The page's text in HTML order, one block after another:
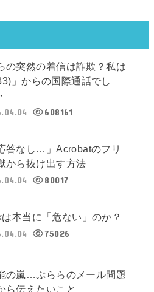
の突然の着信は詐欺？私は
」からの国際通話でし
608161
答なし…」Acrobatのフリ
から抜け出す方法
80017
本当に「危ない」のか？
75026
の嵐…ぷららのメール問題
ら伝えたいこと